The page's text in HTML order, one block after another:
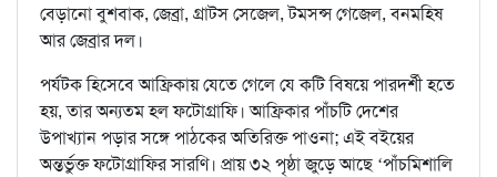
বেড়ানো বুশবাক, জেব্রা, গ্রাটস সেজেল, টমসন্স গেজেল, বনমহিষ
আর জেব্রার দল।
পর্যটক হিসেবে আফ্রিকায় যেতে গেলে যে কটি বিষয়ে পারদর্শী হতে
হয়, তার অন্যতম হল ফটোগ্রাফি। আফ্রিকার পাঁচটি দেশের
উপাখ্যান পড়ার সঙ্গে পাঠকের অতিরিক্ত পাওনা; এই বইয়ের
অন্তর্ভুক্ত ফটোগ্রাফির সারণি। প্রায় ৩২ পৃষ্ঠা জুড়ে আছে ‘পাঁচমিশালি